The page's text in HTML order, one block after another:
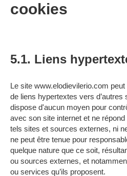
cookies
5.1. Liens
Le site www.elodievilerio.com
de liens hypertextes vers d’autres
dispose d'aucun moyen pour
avec son site internet et ne
tels sites et sources externes, ni
ne peut être tenue pour
quelque nature que ce soit,
ou sources externes, et
ou services qu’ils proposent.